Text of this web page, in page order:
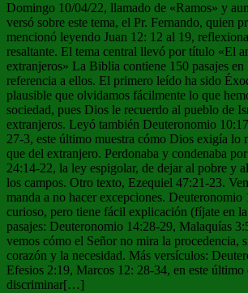
Domingo 10/04/22, llamado de «Ramos» y
versó sobre este tema, el Pr. Fernando, quien
mencionó leyendo Juan 12: 12 al 19,
resaltante. El tema central llevó por título «El
extranjeros» La Biblia contiene 150 pasajes en
referencia a ellos. El primero leído ha sido
plausible que olvidamos fácilmente lo que
sociedad, pues Dios le recuerdo al pueblo de
extranjeros. Leyó también Deuteronomio
27-3, este último muestra cómo Dios exigía lo
que del extranjero. Perdonaba y condenaba
24:14-22, la ley espigolar, de dejar al pobre y
los campos. Otro texto, Ezequiel 47:21-23.
manda a no hacer excepciones. Deuteronomio
curioso, pero tiene fácil explicación (fíjate en
pasajes: Deuteronomio 14:28-29, Malaquías
vemos cómo el Señor no mira la procedencia,
corazón y la necesidad. Más versículos:
Efesios 2:19, Marcos 12: 28-34, en este último
discriminar[…]